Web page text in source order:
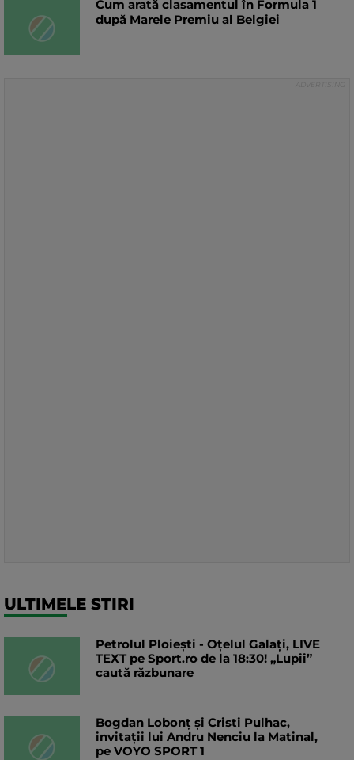
Cum arată clasamentul în Formula 1
după Marele Premiu al Belgiei
ULTIMELE STIRI
Petrolul Ploiești - Oțelul Galați, LIVE
TEXT pe Sport.ro de la 18:30! „Lupii”
caută răzbunare
Bogdan Lobonț și Cristi Pulhac,
invitații lui Andru Nenciu la Matinal,
pe VOYO SPORT 1